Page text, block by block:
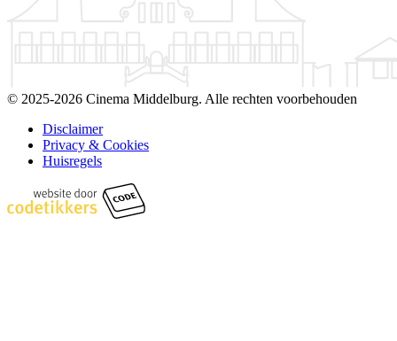
© 2025-2026 Cinema Middelburg. Alle rechten voorbehouden
Disclaimer
Privacy & Cookies
Huisregels